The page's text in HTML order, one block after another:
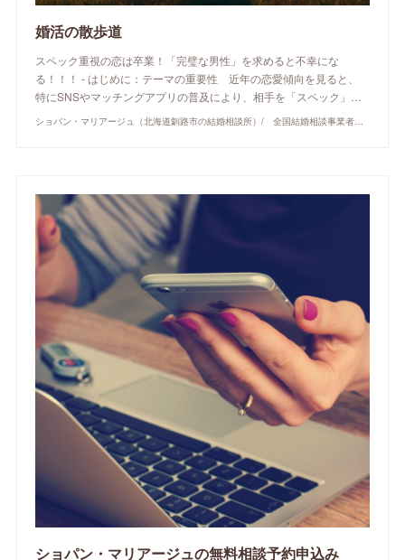
婚活の散歩道
スペック重視の恋は卒業！「完璧な男性」を求めると不幸にな
る！！！ - はじめに：テーマの重要性 近年の恋愛傾向を見ると、
特にSNSやマッチングアプリの普及により、相手を「スペック」…
ショパン・マリアージュ（北海道釧路市の結婚相談所）/ 全国結婚相談事業者連盟正規加盟店 / cherry-piano.com
ショパン・マリアージュの無料相談予約申込み